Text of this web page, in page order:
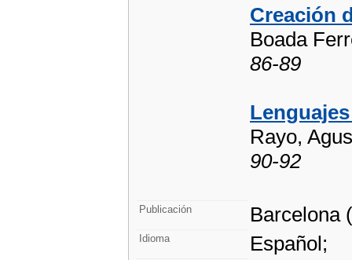
Creación
Boada
86-89
Rayo,
90-92
Publicación Barcelona
Idioma Español;